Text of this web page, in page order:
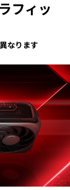
フィッ
なります